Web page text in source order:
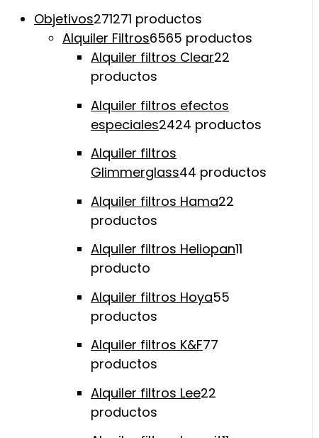
Objetivos271271 productos
Alquiler Filtros6565 productos
Alquiler filtros Clear22
productos
Alquiler filtros efectos
especiales2424 productos
Alquiler filtros
Glimmerglass44 productos
Alquiler filtros Hama22
productos
Alquiler filtros Heliopan11
producto
Alquiler filtros Hoya55
productos
Alquiler filtros K&F77
productos
Alquiler filtros Lee22
productos